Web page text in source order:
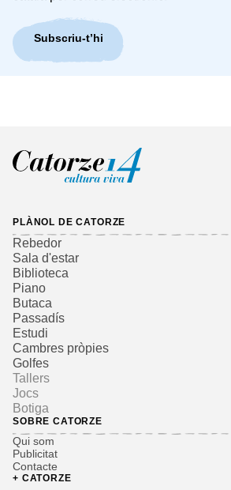
Subscriu-t’hi
PLÀNOL DE CATORZE
Rebedor
Sala d'estar
Biblioteca
Piano
Butaca
Passadís
Estudi
Cambres pròpies
Golfes
Tallers
Jocs
Botiga
SOBRE CATORZE
Qui som
Publicitat
Contacte
+ CATORZE